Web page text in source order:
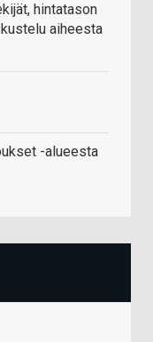
hintatason
aiheesta
-alueesta